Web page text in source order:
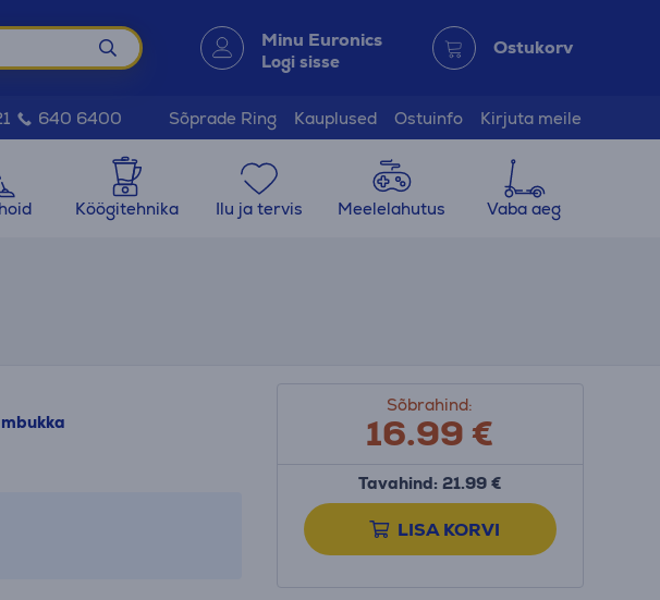
Minu Euronics
Logi sisse
Ostukorv
640 6400 Sõprade Ring Kauplused Ostuinfo Kirjuta meile
Köögitehnika Ilu ja tervis Meelelahutus Vaba aeg
Sõbrahind:
16.99€
Tavahind: 21.99 €
LISA KORVI